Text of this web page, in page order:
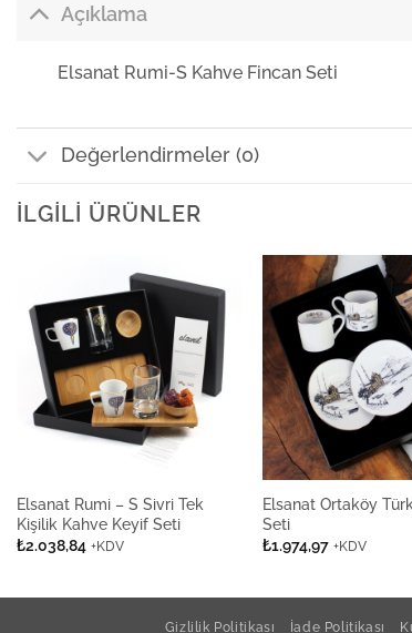
Açıklama
Elsanat Rumi-S Kahve Fincan Seti
Değerlendirmeler (0)
İLGILI ÜRÜNLER
Elsanat Rumi – S Sivri Tek
Kişilik Kahve Keyif Seti
₺2.038,84 +KDV
Elsanat Ortaköy
Seti
₺1.974,97 +KDV
Gizlilik Politikası İade Politikası